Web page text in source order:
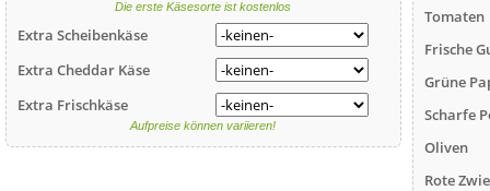
Die erste Käsesorte ist kostenlos
Extra Scheibenkäse
Extra Cheddar Käse
Extra Frischkäse
Aufpreise können variieren!
Tomaten
Frische
Grüne
Scharfe
Oliven
Rote